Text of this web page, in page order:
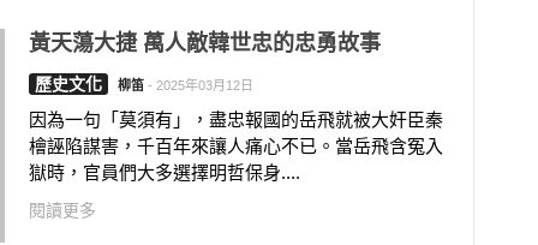
黃天蕩大捷 萬人敵韓世忠的忠勇故事
歷史文化 柳笛 - 2025年03月12日
因為一句「莫須有」，盡忠報國的岳飛就被大奸臣秦
檜誣陷謀害，千百年來讓人痛心不已。當岳飛含冤入
獄時，官員們大多選擇明哲保身....
閱讀更多